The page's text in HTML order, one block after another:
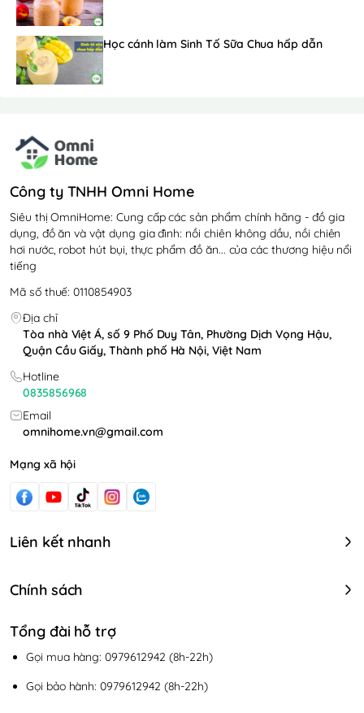
Học cánh làm Sinh Tố Sữa Chua hấp dẫn
Công ty TNHH Omni Home
Siêu thị OmniHome: Cung cấp các sản phẩm chính hãng - đồ gia
dụng, đồ ăn và vật dụng gia đình: nồi chiên không dầu, nồi chiên
hơi nước, robot hút bụi, thực phẩm đồ ăn... của các thương hiệu nổi
tiếng
Mã số thuế: 0110854903
Địa chỉ
Tòa nhà Việt Á, số 9 Phố Duy Tân, Phường Dịch Vọng Hậu,
Quận Cầu Giấy, Thành phố Hà Nội, Việt Nam
Hotline
0835856968
Email
omnihome.vn@gmail.com
Mạng xã hội
Liên kết nhanh
Chính sách
Tổng đài hỗ trợ
Gọi mua hàng: 0979612942 (8h-22h)
Gọi bảo hành: 0979612942 (8h-22h)